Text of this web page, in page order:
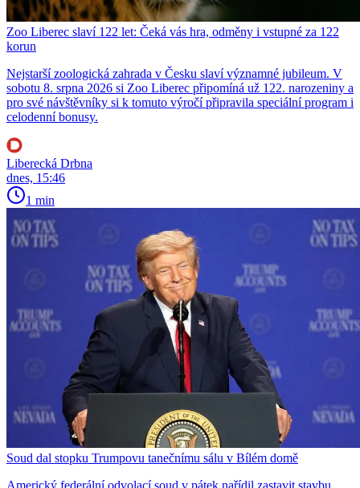
Zoo Liberec slaví 122 let: Čeká vás hra, odměny i vstupné za 122
korun
Nejstarší zoologická zahrada v Česku slaví významné jubileum. V
sobotu 8. srpna 2026 si Zoo Liberec připomíná už 122. narozeniny a
pro své návštěvníky si k tomuto výročí připravila speciální program i
celodenní bonusy.
Liberecká Drbna
dnes, 15:46
1 min
Soud dal stopku Trumpovu tanečnímu sálu v Bílém domě
Americký federální odvolací soud v pátek nařídil zastavit stavbu